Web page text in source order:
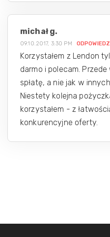
michał g.
09.10.2017, 3:30 PM ODPOWIEDZ
Korzystałem z Lendon
darmo i polecam.
spłatę, a nie jak w
Niestety kolejna
korzystałem - z
konkurencyjne oferty.